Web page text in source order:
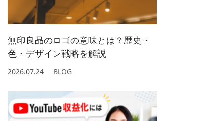
無印良品のロゴの意味とは？歴史・
色・デザイン戦略を解説
2026.07.24 BLOG